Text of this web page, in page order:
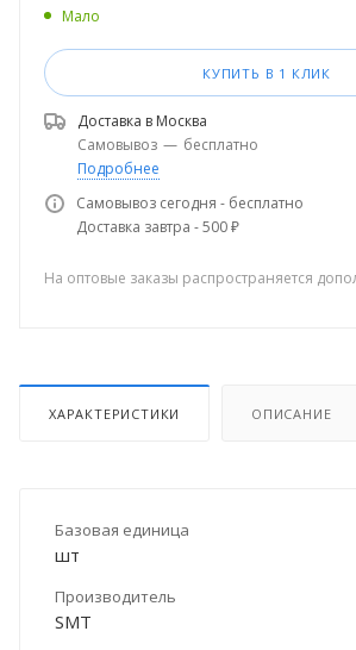
Мало
КУПИТЬ В 1 КЛИК
Доставка в Москва
Самовывоз — бесплатно
Подробнее
Самовывоз сегодня - бесплатно
Доставка завтра - 500 ₽
На оптовые заказы распространяется
ХАРАКТЕРИСТИКИ ОПИСАНИЕ
Базовая единица
шт
Производитель
SMT